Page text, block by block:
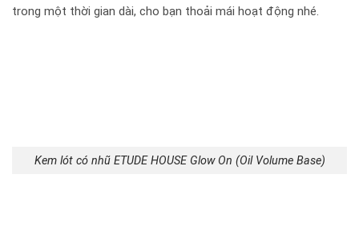
trong một thời gian dài, cho bạn thoải mái hoạt động nhé.
Kem lót có nhũ ETUDE HOUSE Glow On (Oil Volume Base)